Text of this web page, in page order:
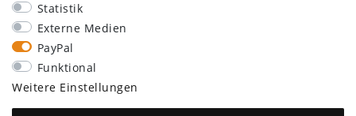
SEBSON
Walter-Behrendt-Str. 10
Statistik
Externe Medien
PayPal
Funktional
Weitere Einstellungen